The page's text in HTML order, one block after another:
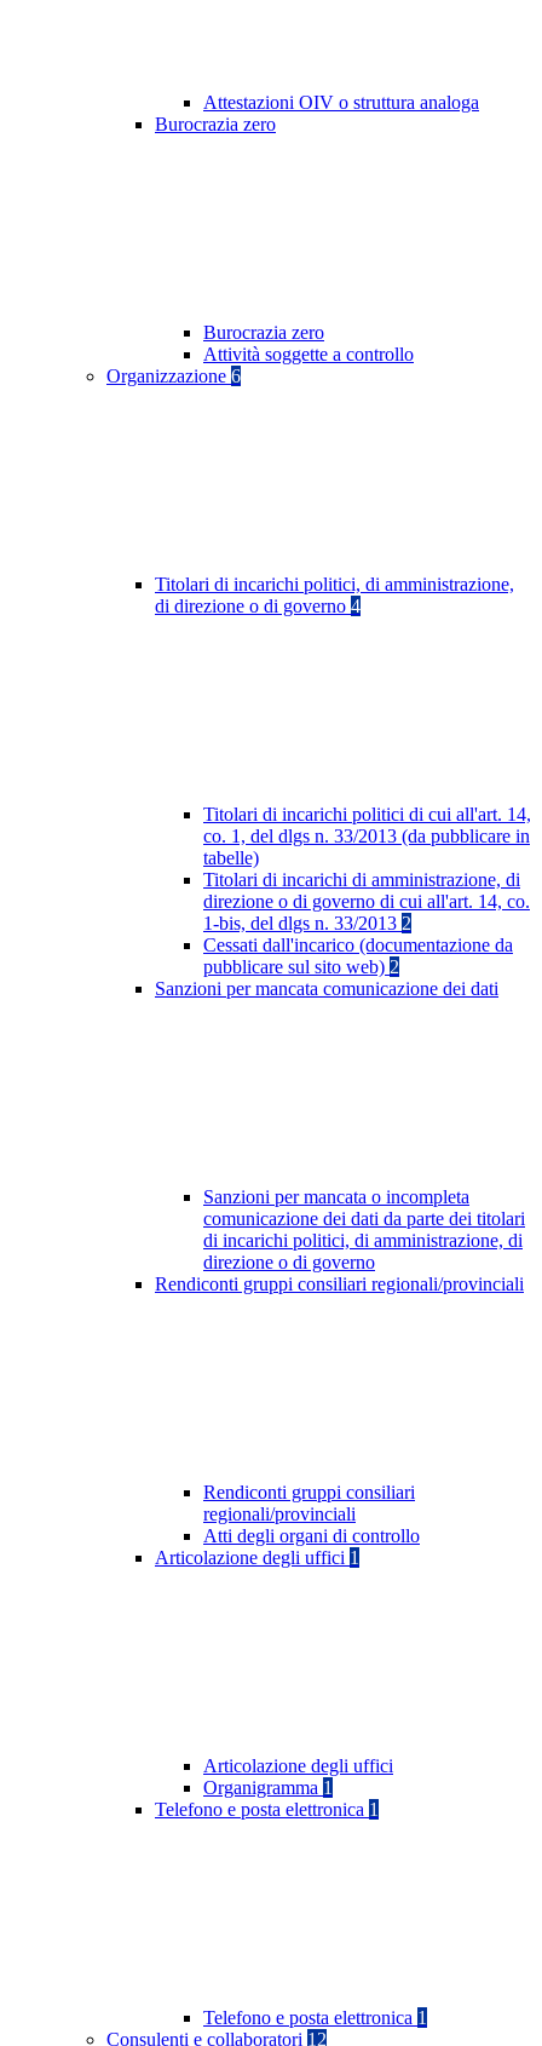
Attestazioni OIV o struttura analoga
Burocrazia zero
Burocrazia zero
Attività soggette a controllo
Organizzazione 6
Titolari di incarichi politici, di amministrazione,
di direzione o di governo 4
Titolari di incarichi politici di cui all'art. 14,
co. 1, del dlgs n. 33/2013 (da pubblicare in
tabelle)
Titolari di incarichi di amministrazione, di
direzione o di governo di cui all'art. 14, co.
1-bis, del dlgs n. 33/2013 2
Cessati dall'incarico (documentazione da
pubblicare sul sito web) 2
Sanzioni per mancata comunicazione dei dati
Sanzioni per mancata o incompleta
comunicazione dei dati da parte dei titolari
di incarichi politici, di amministrazione, di
direzione o di governo
Rendiconti gruppi consiliari regionali/provinciali
Rendiconti gruppi consiliari
regionali/provinciali
Atti degli organi di controllo
Articolazione degli uffici 1
Articolazione degli uffici
Organigramma 1
Telefono e posta elettronica 1
Telefono e posta elettronica 1
Consulenti e collaboratori 12